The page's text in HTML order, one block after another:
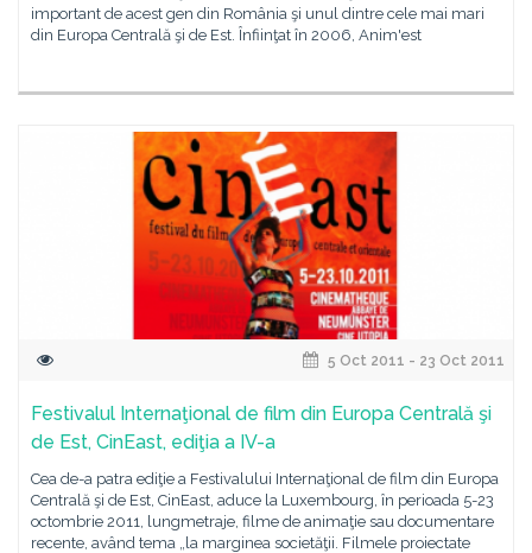
important de acest gen din România şi unul dintre cele mai mari
din Europa Centrală şi de Est. Înfiinţat în 2006, Anim'est
5 Oct 2011 - 23 Oct 2011
Festivalul Internaţional de film din Europa Centrală şi
de Est, CinEast, ediţia a IV-a
Cea de-a patra ediţie a Festivalului Internaţional de film din Europa
Centrală şi de Est, CinEast, aduce la Luxembourg, în perioada 5-23
octombrie 2011, lungmetraje, filme de animaţie sau documentare
recente, având tema „la marginea societăţii. Filmele proiectate